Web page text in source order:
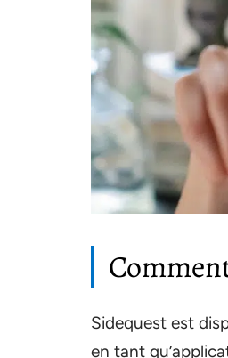
Sidequest est
en tant